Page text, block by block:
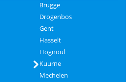
Brugge
Drogenbos
Gent
Hasselt
Hognoul
Kuurne
Mechelen